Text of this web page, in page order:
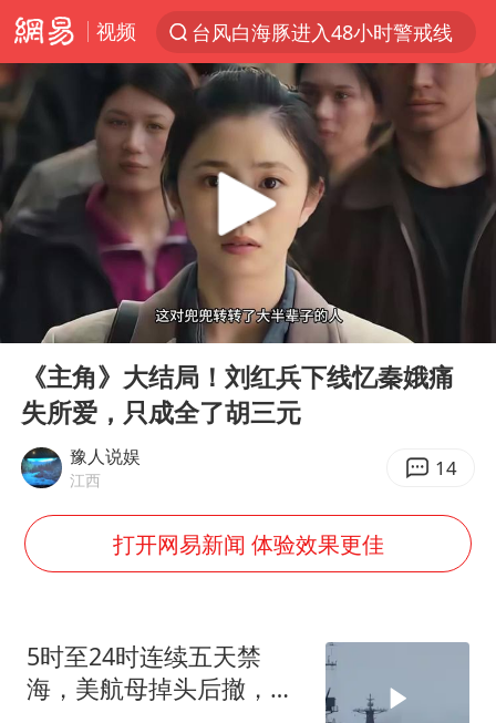
视频
台风白海豚进入48小时警戒线
佛得角门将亮相智利俱乐部主场
台风白海豚影响中国已成定局
看守所辅警收受10万获刑1年
U17国足1分钟轰2球
宇树科技发行价格150.80元/股
今年已有4位周星驰电影配角去世
五粮液渠道价一箱上涨近百元
首次证实！“胶球”存在
感觉全东北都在等7号
Play
00:00
《主角》大结局！刘红兵下线忆秦娥痛
失所爱，只成全了胡三元
豫人说娱
江西 14
打开网易新闻 体验效果更佳
5时至24时连续五天禁
海，美航母掉头后撤，黄